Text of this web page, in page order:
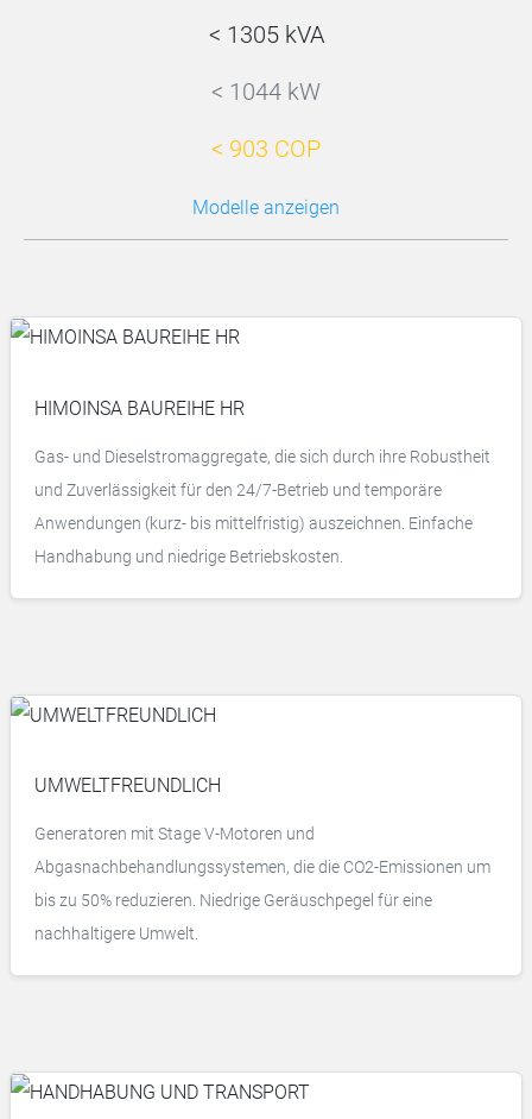
< 1305 kVA
< 1044 kW
< 903 COP
Modelle anzeigen
HIMOINSA BAUREIHE HR
Gas- und Dieselstromaggregate, die sich durch ihre Robustheit
und Zuverlässigkeit für den 24/7-Betrieb und temporäre
Anwendungen (kurz- bis mittelfristig) auszeichnen. Einfache
Handhabung und niedrige Betriebskosten.
UMWELTFREUNDLICH
Generatoren mit Stage V-Motoren und
Abgasnachbehandlungssystemen, die die CO2-Emissionen um
bis zu 50% reduzieren. Niedrige Geräuschpegel für eine
nachhaltigere Umwelt.